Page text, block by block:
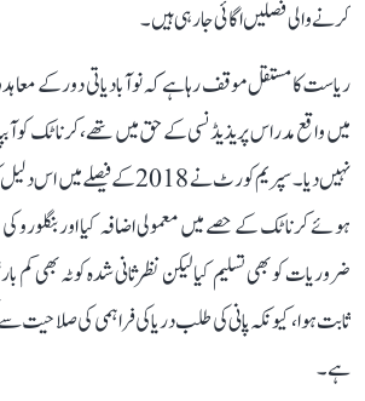
کرنے والی فصلیں اگائی جا رہی ہیں۔
ریاست کا مستقل موقف رہا ہے کہ نوآبادیاتی دور کے
میں واقع مدراس پریذیڈنسی کے حق میں تھے، کرناٹک کو
نہیں دیا۔ سپریم کورٹ نے 2018 کے
ہوئے کرناٹک کے حصے میں معمولی اضافہ کیا اور بنگلورو
ضروریات کو بھی تسلیم کیا لیکن نظرثانی شدہ کوٹہ بھی کم
ثابت ہوا، کیونکہ پانی کی طلب دریا کی فراہمی کی
ہے۔